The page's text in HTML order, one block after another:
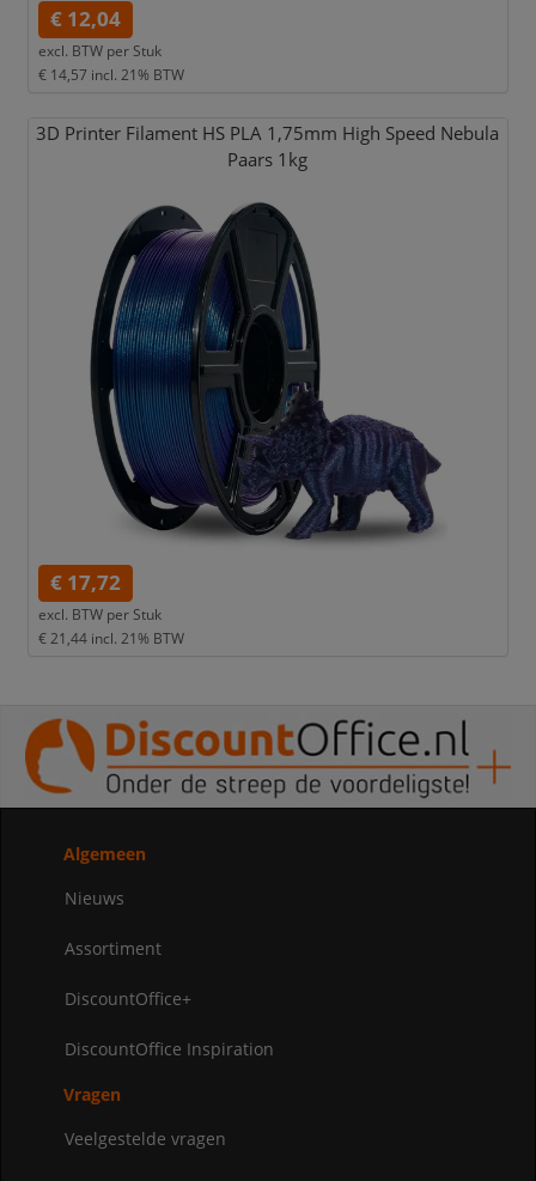
€ 12,04
excl. BTW per Stuk
€ 14,57 incl. 21% BTW
3D Printer Filament HS PLA 1,75mm High Speed Nebula
Paars 1kg
€ 17,72
excl. BTW per Stuk
€ 21,44 incl. 21% BTW
Algemeen
Nieuws
Assortiment
DiscountOffice+
DiscountOffice Inspiration
Vragen
Veelgestelde vragen